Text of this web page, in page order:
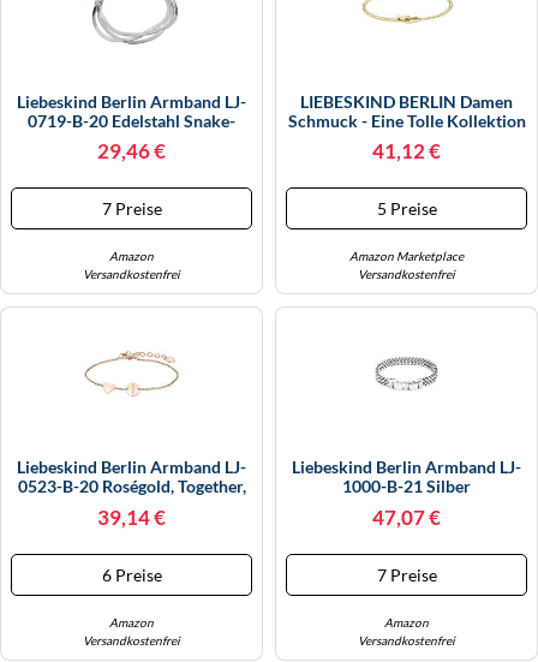
Liebeskind Berlin Armband LJ-
0719-B-20 Edelstahl Snake-
Chain Silber Damen
29,46 €
7 Preise
Amazon
Versandkostenfrei
LIEBESKIND BERLIN Damen
Schmuck - Eine Tolle Kollektion
Aus Ohrringen, Ketten Und
Armbändern Mit Coolen Link-
Styles
41,12 €
5 Preise
Amazon Marketplace
Versandkostenfrei
Liebeskind Berlin Armband LJ-
0523-B-20 Roségold, Together,
39,14 €
6 Preise
Amazon
Versandkostenfrei
Liebeskind Berlin Armband LJ-
1000-B-21 Silber
47,07 €
7 Preise
Amazon
Versandkostenfrei